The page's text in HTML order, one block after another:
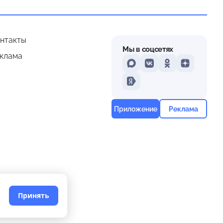
Мы в соцсетях
MAXVKontakteOdnoklassniki
Dzen
Yandex
Приложение Реклама
Принять